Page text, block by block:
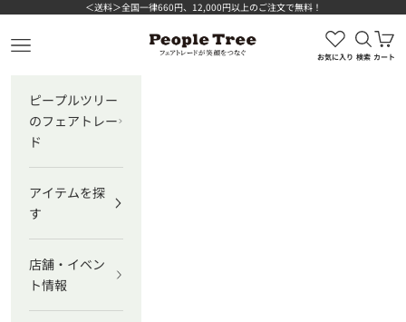
コンテンツへスキップ＜送料＞全国一律660円、12,000円以上のご注文で無料！
ピープルツリー公式オンラインショップ
メニューを開く
お気に入り
検索を
検索
カ
カート
ピープルツリー
のフェアトレー
ド
アイテムを探
す
店舗・イベン
ト情報